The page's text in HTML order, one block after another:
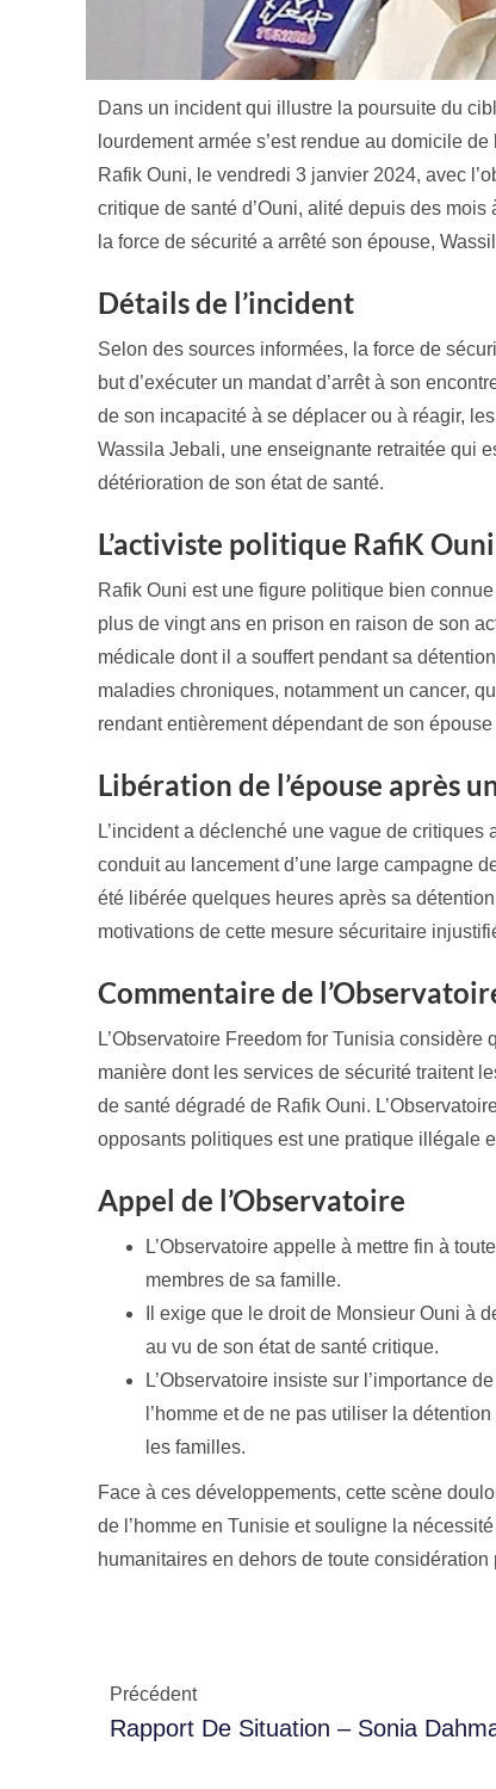
Dans un incident qui illustre la poursuite du
lourdement armée s’est rendue au domicile
Rafik Ouni, le vendredi 3 janvier 2024, avec
critique de santé d’Ouni, alité depuis des mois
la force de sécurité a arrêté son épouse,
Détails de l’incident
Selon des sources informées, la force de
but d’exécuter un mandat d’arrêt à son
de son incapacité à se déplacer ou à réagir,
Wassila Jebali, une enseignante retraitée qui
détérioration de son état de santé.
L’activiste politique RafiK Ouni
Rafik Ouni est une figure politique bien
plus de vingt ans en prison en raison de son
médicale dont il a souffert pendant sa
maladies chroniques, notamment un cancer,
rendant entièrement dépendant de son
Libération de l’épouse après
L’incident a déclenché une vague de
conduit au lancement d’une large campagne
été libérée quelques heures après sa
motivations de cette mesure sécuritaire
Commentaire de
L’Observatoire Freedom for Tunisia
manière dont les services de sécurité traitent
de santé dégradé de Rafik Ouni.
opposants politiques est une pratique illégale
Appel de l’Observatoire
L’Observatoire appelle à mettre fin à
membres de sa famille.
Il exige que le droit de Monsieur Ouni à
au vu de son état de santé critique.
L’Observatoire insiste sur l’importance
l’homme et de ne pas utiliser la
les familles.
Face à ces développements, cette scène
de l’homme en Tunisie et souligne la
humanitaires en dehors de toute
Précédent
Rapport De Situation – Sonia